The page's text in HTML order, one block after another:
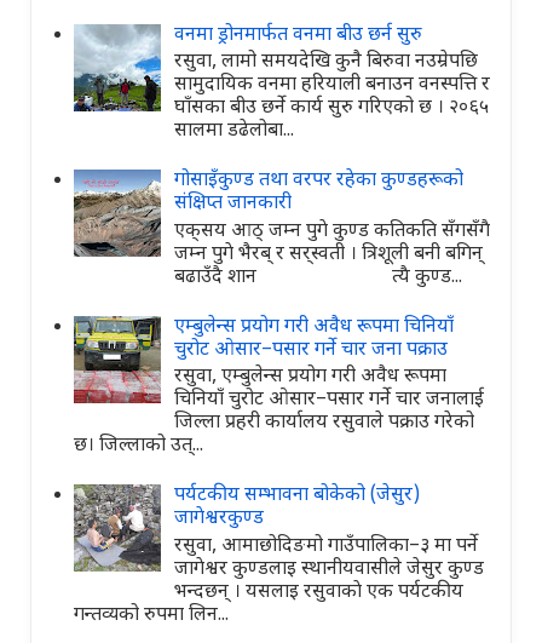
वनमा ड्रोनमार्फत वनमा बीउ छर्न सुरु
रसुवा, लामो समयदेखि कुनै बिरुवा नउम्रेपछि
सामुदायिक वनमा हरियाली बनाउन वनस्पत्ति र
घाँसका बीउ छर्ने कार्य सुरु गरिएको छ । २०६५
सालमा डढेलोबा...
गोसाइँकुण्ड तथा वरपर रहेका कुण्डहरूको
संक्षिप्त जानकारी
एक्‌सय आठ् जम्न पुगे कुण्ड कतिकति सँगसँगै
जम्न पुगे भैरब् र सर्‌स्वती । त्रिशूली बनी बगिन्
बढाउँदै शान त्यै कुण्ड...
एम्बुलेन्स प्रयोग गरी अवैध रूपमा चिनियाँ
चुरोट ओसार–पसार गर्ने चार जना पक्राउ
रसुवा, एम्बुलेन्स प्रयोग गरी अवैध रूपमा
चिनियाँ चुरोट ओसार–पसार गर्ने चार जनालाई
जिल्ला प्रहरी कार्यालय रसुवाले पक्राउ गरेको
छ। जिल्लाको उत्...
पर्यटकीय सम्भावना बोकेको (जेसुर)
जागेश्वरकुण्ड
रसुवा, आमाछोदिङमो गाउँपालिका–३ मा पर्ने
जागेश्वर कुण्डलाइ स्थानीयवासीले जेसुर कुण्ड
भन्दछन् । यसलाइ रसुवाकाे एक पर्यटकीय
गन्तव्यको रुपमा लिन...